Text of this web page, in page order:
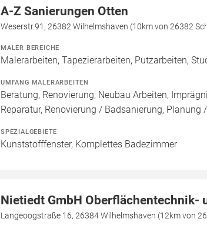
A-Z Sanierungen Otten
Weserstr.91, 26382 Wilhelmshaven (10km von 26382
MALER BEREICHE
Malerarbeiten, Tapezierarbeiten, Putzarbeiten,
UMFANG MALERARBEITEN
Beratung, Renovierung, Neubau Arbeiten,
Reparatur, Renovierung / Badsanierung, Planung
SPEZIALGEBIETE
Kunststofffenster, Komplettes Badezimmer
Nietiedt GmbH Oberflächentechnik-
Langeoogstraße 16, 26384 Wilhelmshaven (12km von